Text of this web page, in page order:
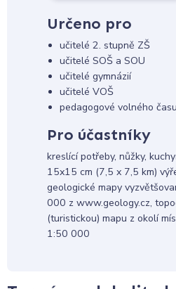
Určeno pro
učitelé 2. stupně ZŠ
učitelé SOŠ a SOU
učitelé gymnázií
učitelé VOŠ
pedagogové volného času
Pro účastníky
kreslící potřeby, nůžky,
15x15 cm (7,5 x 7,5 km)
geologické mapy
000 z www.geology.cz,
(turistickou) mapu z okolí
1:50 000